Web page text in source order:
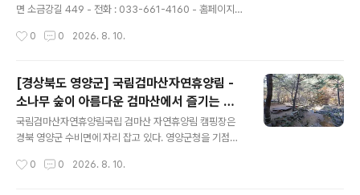
연그늘이 풍부한 곳으로, 사이트 바로 옆으로 시원한 계곡
있어도 한 여름 무더위가 모두 사라져 버린다. 전기 사용이
면 소금강길 449 - 전화 : 033-661-4160 - 홈페이지 :
시간예약 - 국립 캠핑장이고, 직영으로 운영하고 있음. - 운
산국립공원소금강지구내 A-전기사용가능 B-전기무 C-캬
라반전용 - 업종 : 자동차야영장 - 상주관리인원 : 10명 -
자동차야영장 : 169면 - 사이트 크기1 (가로 x 세로)(단위 :
m) : 6 x 6 = 169개 - 사이트 바닥은 자갈 169개로 되어
있음. - 개인 트레일러 동반 가능. - 화장실 : 3개 - 샤워실 :
0 0 2026. 8. 10.
[경상북도 영양군] 국림검마산자연휴양림 -
소나무 숲이 아름다운 검마산에서 즐기는 캠
핑
국림검마산자연휴양림국립 검마산 자연휴양림 캠핑장은
경북 영양군 수비면에 자리 잡고 있다. 영양군청을 기점으
로, 한티로를 차례로 거치면 닿는다. 도착까지 소요시간은
0 0 2026. 8. 10.